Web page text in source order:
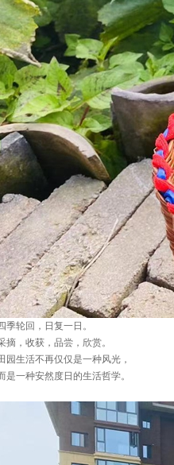
季轮回，日复一日。
摘，收获，品尝，欣赏。
园生活不再仅仅是一种风光，
是一种安然度日的生活哲学。